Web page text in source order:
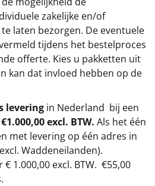
zakelijke en/of
laten bezorgen. De eventuele
tijdens het bestelproces
offerte. Kies u pakketten uit
kan dat invloed hebben op de
levering in Nederland bij een
€1.000,00 excl. BTW. Als het één
met levering op één adres in
Waddeneilanden).
€ 1.000,00 excl. BTW. €55,00